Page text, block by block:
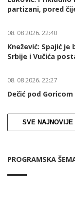
partizani, pored
08. 08 2026. 22:40
Knežević: Spajić
Srbije i Vučića
08. 08 2026. 22:27
Dečić pod
SVE NAJNOVIJE
PROGRAMSKA